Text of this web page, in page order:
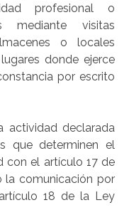
profesional o
mediante visitas
o locales
donde ejerce
por escrito
actividad declarada
que determinen el
con el artículo 17 de
la comunicación por
18 de la Ley